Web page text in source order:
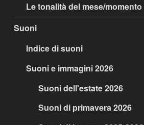
Le tonalità del mese/momento
Suoni
Indice di suoni
Suoni e immagini 2026
Suoni dell'estate 2026
Suoni di primavera 2026